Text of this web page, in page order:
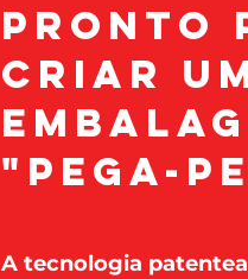
Pronto
criar
"pega-
A tecnologia